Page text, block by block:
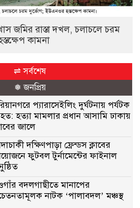
জমির রাস্তা দখল, চলাচলে চরম
কামনা
⇌ সর্বশেষ
❅ জনপ্রিয়
প্যারাসেইলিং দুর্ঘটনায় পর্যটক
হত্যা মামলার প্রধান আসামি ঢাকায়
জালে
দক্ষিণপাড়া ফ্রেন্ডস ক্লাবের
ফুটবল টুর্নামেন্টের ফাইনাল
বদলগাছীতে মানাপের
নাটক ‘পালাবদল’ মঞ্চস্থ